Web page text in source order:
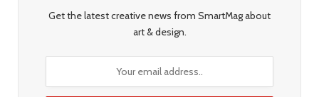
Get the latest creative news from SmartMag about
art & design.